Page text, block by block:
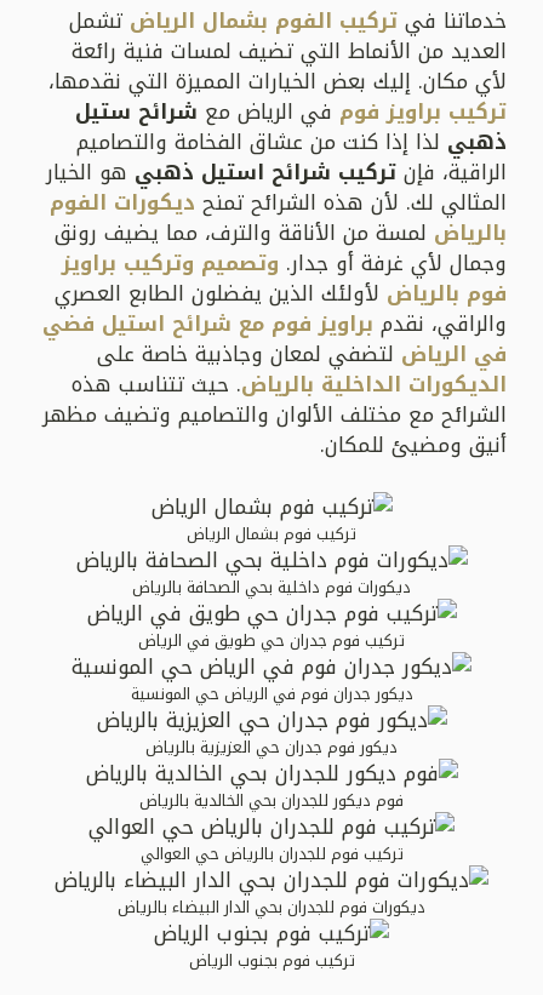
خدماتنا فيتركيب الفوم بشمال الرياض تشمل
العديد من الأنماط التي تضيف لمسات فنية رائعة
لأي مكان. إليك بعض الخيارات المميزة التي نقدمها،
تركيب براويز فوم في الرياض مع شرائح ستيل
ذهبي لذا إذا كنت من عشاق الفخامة والتصاميم
الراقية، فإنتركيب شرائح استيل ذهبي هو الخيار
المثالي لك. لأن هذه الشرائح تمنح ديكورات الفوم
بالرياض لمسة من الأناقة والترف، مما يضيف رونق
وجمال لأي غرفة أو جدار. وتصميم وتركيب براويز
فوم بالرياض لأولئك الذين يفضلون الطابع العصري
والراقي، نقدم براويز فوم مع شرائح استيل فضي
في الرياض لتضفي لمعان وجاذبية خاصة على
الديكورات الداخلية بالرياض. حيث تتناسب هذه
الشرائح مع مختلف الألوان والتصاميم وتضيف مظهر
أنيق ومضيئ للمكان.
تركيب فوم بشمال الرياض
ديكورات فوم داخلية بحي الصحافة بالرياض
تركيب فوم جدران حي طويق في الرياض
ديكور جدران فوم في الرياض حي المونسية
ديكور فوم جدران حي العزيزية بالرياض
فوم ديكور للجدران بحي الخالدية بالرياض
تركيب فوم للجدران بالرياض حي العوالي
ديكورات فوم للجدران بحي الدار البيضاء بالرياض
تركيب فوم بجنوب الرياض